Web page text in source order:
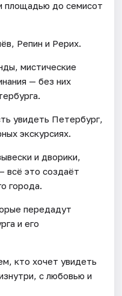
площадью до семисот
Репин и Рерих.
мистические
— без них
увидеть Петербург,
экскурсиях.
и дворики,
всё это создаёт
города.
передадут
и его
кто хочет увидеть
с любовью и